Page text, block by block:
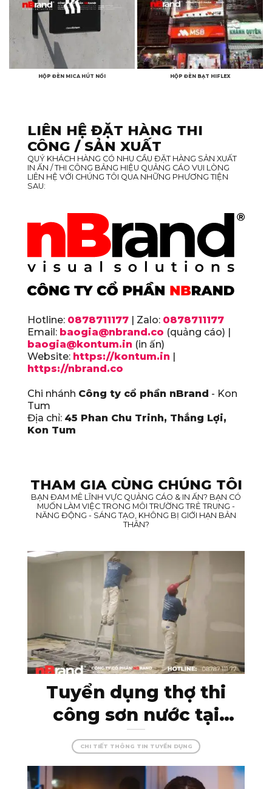
HỘP ĐÈN MICA HÚT NỔI HỘP ĐÈN BẠT HIFLEX
LIÊN HỆ ĐẶT HÀNG THI
CÔNG / SẢN XUẤT
QUÝ KHÁCH HÀNG CÓ NHU CẦU ĐẶT HÀNG SẢN XUẤT
IN ẤN / THI CÔNG BẢNG HIỆU QUẢNG CÁO VUI LÒNG
LIÊN HỆ VỚI CHÚNG TÔI QUA NHỮNG PHƯƠNG TIỆN
SAU:
Hotline: 0878711177 | Zalo: 0878711177
Email: baogia@nbrand.co (quảng cáo) |
baogia@kontum.in (in ấn)
Website: https://kontum.in
https://nbrand.co
Chi nhánh Công ty cổ phần nBrand - Kon
Tum
Địa chỉ: 45 Phan Chu Trinh, Thắng Lợi,
Kon Tum
THAM GIA CÙNG CHÚNG TÔI
BẠN ĐAM MÊ LĨNH VỰC QUẢNG CÁO & IN ẤN? BẠN CÓ
MUỐN LÀM VIỆC TRONG MÔI TRƯỜNG TRẺ TRUNG -
NĂNG ĐỘNG - SÁNG TẠO, KHÔNG BỊ GIỚI HẠN BẢN
THÂN?
Tuyển dụng thợ thi
công sơn nước tại
Kon Tum – đam mê
cùng màu sắc, tạo
dựng những công
CHI TIẾT THÔNG TIN TUYỂN DỤNG